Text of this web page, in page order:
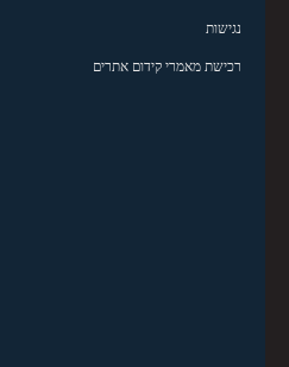
נגישות
רכישת מאמרי קידום אתרים